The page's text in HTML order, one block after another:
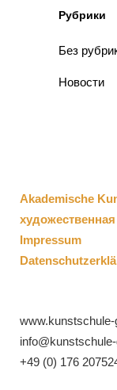
Рубрики
Без
Новости
Akademische
Impressum
+49 (0) 176